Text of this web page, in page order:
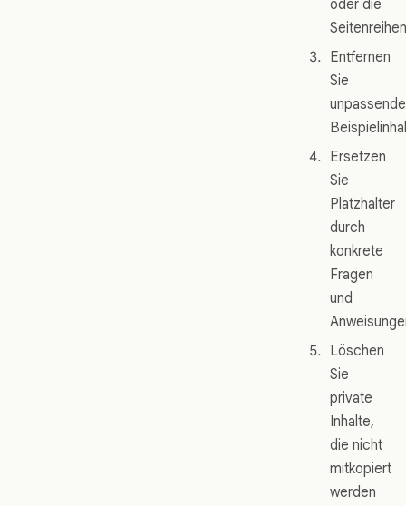
oder die
Entfernen
Sie
unpassende
Ersetzen
Sie
Platzhalter
durch
konkrete
Fragen
und
Löschen
Sie
private
Inhalte,
die nicht
mitkopiert
werden